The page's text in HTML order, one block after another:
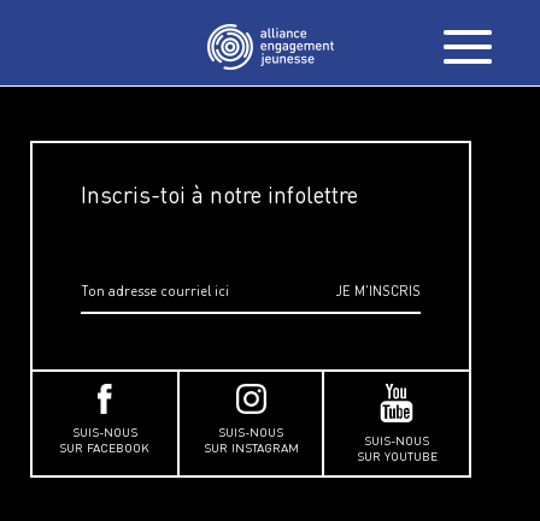
Inscris-toi à notre infolettre
SUIS-NOUS
SUR FACEBOOK
SUIS-NOUS
SUR INSTAGRAM
SUIS-NOUS
SUR YOUTUBE